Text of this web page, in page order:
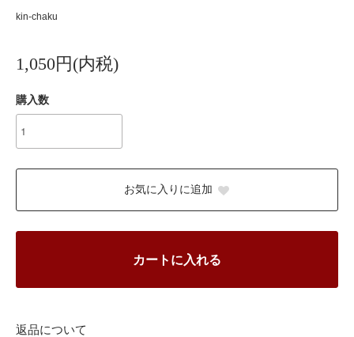
kin-chaku
1,050円(内税)
購入数
お気に入りに追加
カートに入れる
返品について